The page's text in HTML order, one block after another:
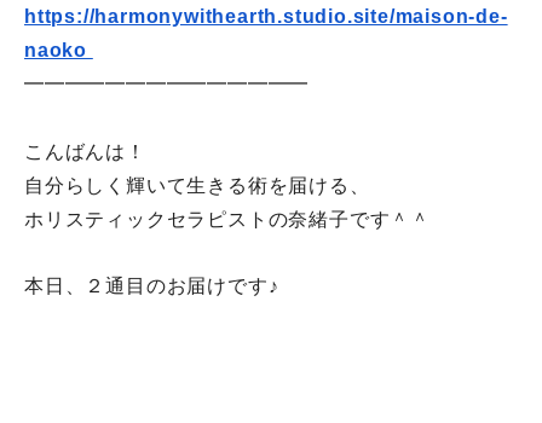
https://harmonywithearth.studio.site/maison-de-
naoko
━━━━━━━━━━━━━━
こんばんは！
自分らしく輝いて生きる術を届ける、
ホリスティックセラピストの奈緒子です＾＾
本日、２通目のお届けです♪